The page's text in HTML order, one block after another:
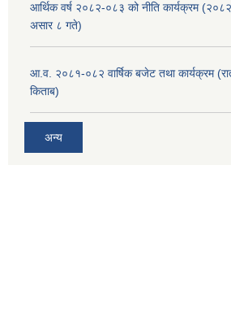
आर्थिक वर्ष २०८२-०८३ को नीति कार्यक्रम (२०८२
असार ८ गते)
आ.व. २०८१-०८२ वार्षिक बजेट तथा कार्यक्रम
किताब)
अन्य